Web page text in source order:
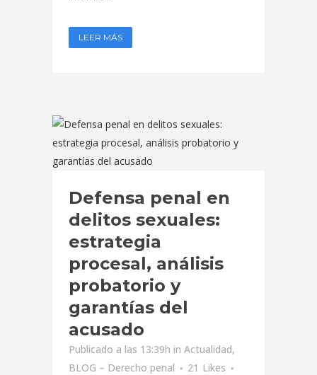
LEER MÁS
Defensa penal en
delitos sexuales:
estrategia
procesal, análisis
probatorio y
garantías del
acusado
Publicado a las 13:39h in Actualidad,
BLOG – Derecho penal
21 Likes